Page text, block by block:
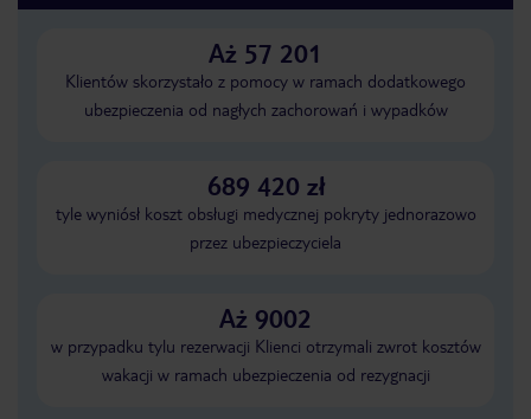
Aż 57 201
Klientów skorzystało z pomocy w ramach dodatkowego
ubezpieczenia od nagłych zachorowań i wypadków
689 420 zł
tyle wyniósł koszt obsługi medycznej pokryty jednorazowo
przez ubezpieczyciela
Aż 9002
w przypadku tylu rezerwacji Klienci otrzymali zwrot kosztów
wakacji w ramach ubezpieczenia od rezygnacji